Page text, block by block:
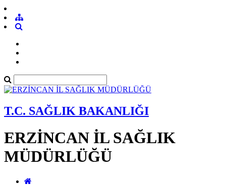
T.C. SAĞLIK BAKANLIĞI
ERZİNCAN İL SAĞLIK
MÜDÜRLÜĞÜ